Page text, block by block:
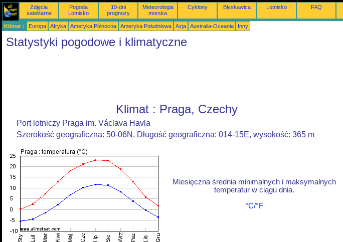
Zdjęcia
satelitarne
Pogoda
Lotnisko
10-dni
prognozy
Meteorologia
morska
Cyklony Błyskawica Lotnisko FAQ
Klimat : Europa Afryka Ameryka Północna Ameryka Południowa Azja Australia-Oceania Inny
Statystyki pogodowe i klimatyczne
Klimat : Praga, Czechy
Port lotniczy Praga im. Václava Havla
Szerokość geograficzna: 50-06N, Długość geograficzna: 014-15E, wysokość: 365 m
Miesięczna średnia minimalnych i maksymalnych
temperatur w ciągu dnia.
°C/°F